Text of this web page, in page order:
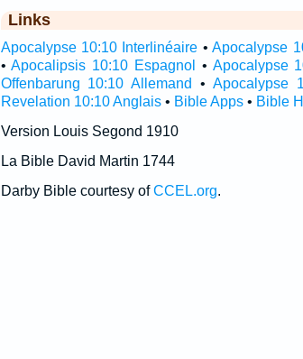
Links
Apocalypse 10:10 Interlinéaire •Apocalypse
•Apocalipsis 10:10 Espagnol • Apocalypse
Offenbarung 10:10 Allemand
•Apocalypse
Revelation 10:10 Anglais• Bible Apps• Bible
Version Louis Segond 1910
La Bible David Martin 1744
Darby Bible courtesy ofCCEL.org.